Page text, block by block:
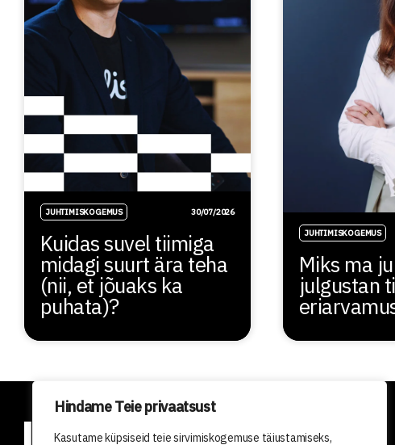
Hindame Teie privaatsust
Kasutame küpsiseid teie sirvimiskogemuse täiustamiseks,
JUHTIMISKOGEMUS 30/07/2026
Kuidas suvel tiimiga
midagi suurt ära teha
(nii, et jõuaks ka
puhata)?
JUHTIMISKOGEMUS
Miks ma
julgustan